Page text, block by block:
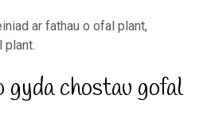
ar fathau o ofal plant,
plant.
chostau gofal